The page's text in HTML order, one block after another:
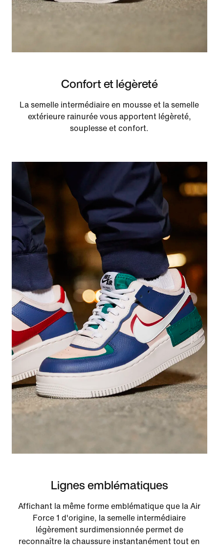
Confort et légèreté
La semelle intermédiaire en mousse et la semelle
extérieure rainurée vous apportent légèreté,
souplesse et confort.
Lignes emblématiques
Affichant la même forme emblématique que la Air
Force 1 d'origine, la semelle intermédiaire
légèrement surdimensionnée permet de
reconnaître la chaussure instantanément tout en